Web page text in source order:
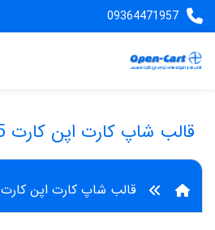
09364471957
قالب شاپ کارت اپن کارت 1.5
قالب شاپ کارت اپن کارت 1.5